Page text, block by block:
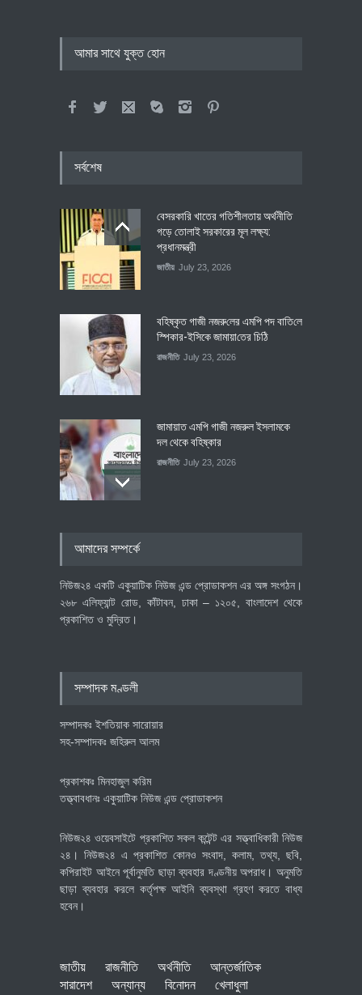
আমার সাথে যুক্ত হোন
সর্বশেষ
বেসরকারি খাতের গতিশীলতায় অর্থনীতি
গড়ে তোলাই সরকারের মূল লক্ষ্য:
প্রধানমন্ত্রী
জাতীয় July 23, 2026
বহিষ্কৃত গাজী নজরু‌লের এম‌পি পদ বা‌তি‌লে
স্পিকার-ইসিকে জামায়া‌তের চি‌ঠি
রাজনীতি July 23, 2026
জামায়াত এমপি গাজী নজরুল ইসলামকে
দল থেকে বহিষ্কার
রাজনীতি July 23, 2026
আমাদের সম্পর্কে
নিউজ২৪ একটি একুয়াটিক নিউজ এন্ড প্রোডাকশন এর অঙ্গ সংগঠন।
২৬৮ এলিফ্যান্ট রোড, কাঁটাবন, ঢাকা – ১২০৫, বাংলাদেশ থেকে
প্রকাশিত ও মুদ্রিত।
সম্পাদক মণ্ডলী
সম্পাদকঃ ইশতিয়াক সারোয়ার
সহ-সম্পাদকঃ জহিরুল আলম
প্রকাশকঃ মিনহাজুল করিম
তত্ত্বাবধানঃ একুয়াটিক নিউজ এন্ড প্রোডাকশন
নিউজ২৪ ওয়েবসাইটে প্রকাশিত সকল কন্টেন্ট এর সত্ত্বাধিকারী নিউজ
২৪। নিউজ২৪ এ প্রকাশিত কোনও সংবাদ, কলাম, তথ্য, ছবি,
কপিরাইট আইনে পূর্বানুমতি ছাড়া ব্যবহার দণ্ডনীয় অপরাধ। অনুমতি
ছাড়া ব্যবহার করলে কর্তৃপক্ষ আইনি ব্যবস্থা গ্রহণ করতে বাধ্য
হবেন।
জাতীয় রাজনীতি অর্থনীতি
আন্তর্জাতিক
সারাদেশ
অন্যান্য বিনোদন খেলাধুলা